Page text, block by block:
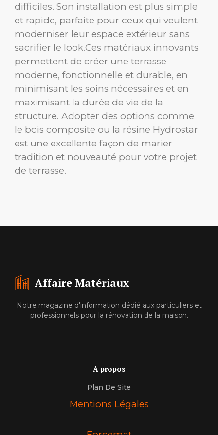
difficiles. Son installation est plus simple
et rapide, parfaite pour ceux qui veulent
moderniser leur espace extérieur sans
sacrifier le look.Ces matériaux innovants
permettent de créer une terrasse
moderne, fonctionnelle et durable, en
minimisant les soins nécessaires et en
maximisant la durée de vie de la
structure. Adopter des options comme
le bois composite ou la résine Hydrostar
est une excellente façon de marier
tradition et nouveauté pour votre projet
de terrasse.
Affaire Matériaux
Notre magazine d'information dédié aux particuliers et
professionnels pour la rénovation de la maison.
A propos
Plan De Site
Mentions Légales